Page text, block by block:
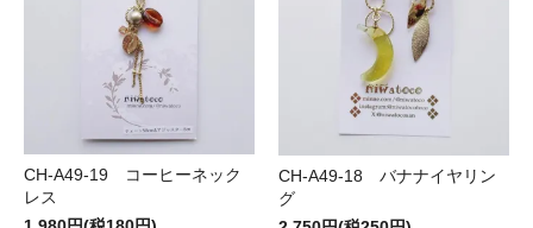
CH-A49-19 コーヒーネック
レス
CH-A49-18 バナナイヤリン
グ